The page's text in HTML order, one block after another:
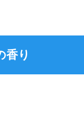
香り